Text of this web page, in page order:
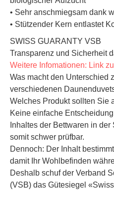
• Sehr anschmiegsam dank
• Stützender Kern entlastet
SWISS GUARANTY VSB
Transparenz und Sicherheit
Weitere Infomationen: Link
Was macht den Unterschied
verschiedenen
Welches Produkt sollten Sie
Keine einfache
Inhaltes der Bettwaren in
somit schwer prüfbar.
Dennoch: Der Inhalt
damit Ihr Wohlbefinden
Deshalb schuf der Verband
(VSB) das Gütesiegel